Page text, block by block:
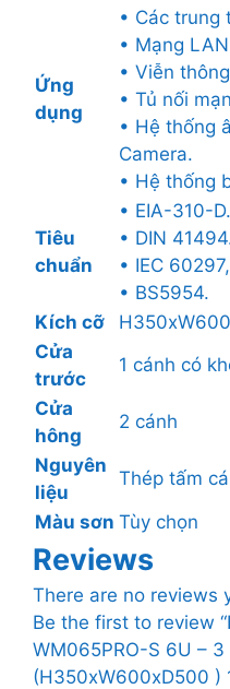
Ứng
dụng
• Các trung
• Mạng
• Viễn
• Tủ nối
• Hệ thống
Camera.
• Hệ thống
Tiêu
chuẩn
• EIA-310-D.
• DIN
• IEC
• BS5954.
Kích cỡ
Cửa
trước
1 cánh có
Cửa
hông
2 cánh
Nguyên
liệu
Thép tấm
Màu sơn Tùy chọn
Reviews
There are no reviews
Be the first to review
WM065PRO-S 6U – 3
(H350xW600xD500 )